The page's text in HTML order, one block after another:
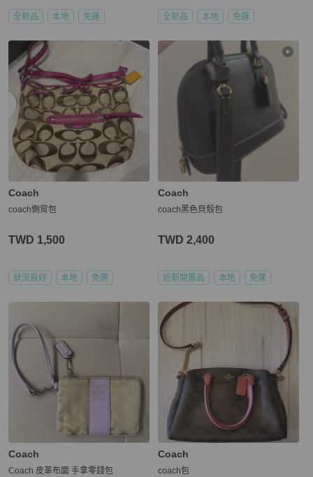
全新品 本地 免運 全新品 本地 免運
Coach
coach側背包
TWD 1,500
狀況良好 本地 免運
Coach
coach黑色貝殼包
TWD 2,400
近新閒置品 本地 免運
Coach
Coach 皮革布面 手拿零錢包
Coach
coach包